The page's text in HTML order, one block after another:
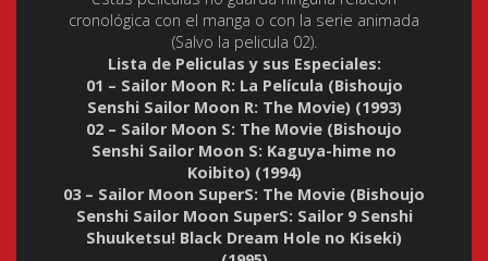
cronológica con el manga o con la serie animada
(Salvo la pelicula 02).
Lista de Peliculas y sus Especiales:
01 – Sailor Moon R: La Película (Bishoujo
Senshi Sailor Moon R: The Movie) (1993)
02 – Sailor Moon S: The Movie (Bishoujo
Senshi Sailor Moon S: Kaguya-hime no
Koibito) (1994)
03 – Sailor Moon SuperS: The Movie (Bishoujo
Senshi Sailor Moon SuperS: Sailor 9 Senshi
Shuuketsu! Black Dream Hole no Kiseki)